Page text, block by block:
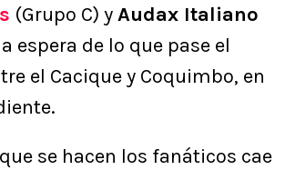
(Grupo C) yAudax Italiano
espera de lo que pase el
el Cacique y Coquimbo, en
se hacen los fanáticos cae